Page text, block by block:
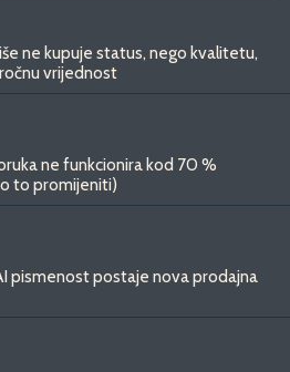
ne kupuje status, nego kvalitetu,
vrijednost
ne funkcionira kod 70 %
to promijeniti)
pismenost postaje nova prodajna